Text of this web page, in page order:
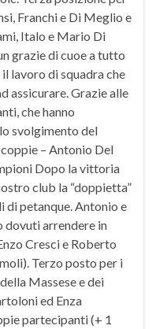
Franchi e Di Meglio e
Italo e Mario Di
grazie di cuoe a tutto
lavoro di squadra che
assicurare. Grazie alle
che hanno
svolgimento del
– Antonio Del
Dopo la vittoria
club la “doppietta”
petanque. Antonio e
dovuti arrendere in
Cresci e Roberto
Terzo posto per i
Massese e dei
ed Enza
partecipanti (+ 1